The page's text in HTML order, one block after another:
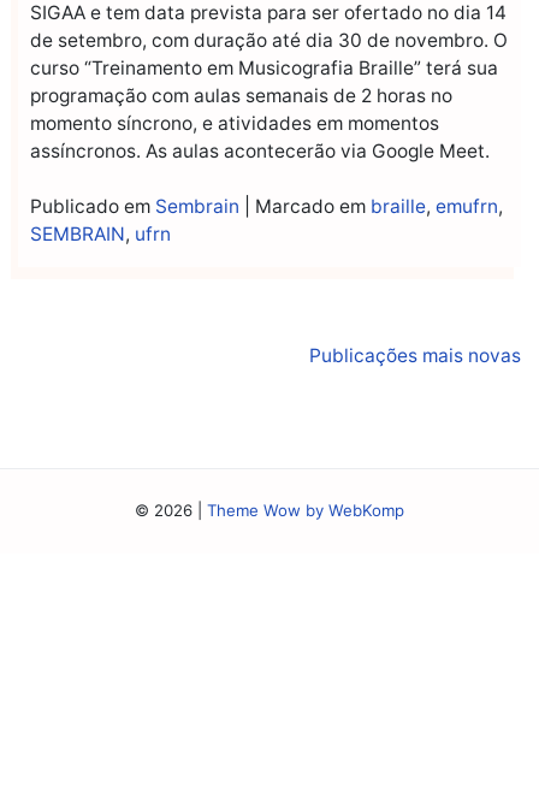
SIGAA e tem data prevista para ser ofertado no dia 14
de setembro, com duração até dia 30 de novembro. O
curso “Treinamento em Musicografia Braille” terá sua
programação com aulas semanais de 2 horas no
momento síncrono, e atividades em momentos
assíncronos. As aulas acontecerão via Google Meet.
Publicado em Sembrain Marcado em braille, emufrn,
SEMBRAIN, ufrn
Publicações mais novas
© 2026 Theme Wow by WebKomp